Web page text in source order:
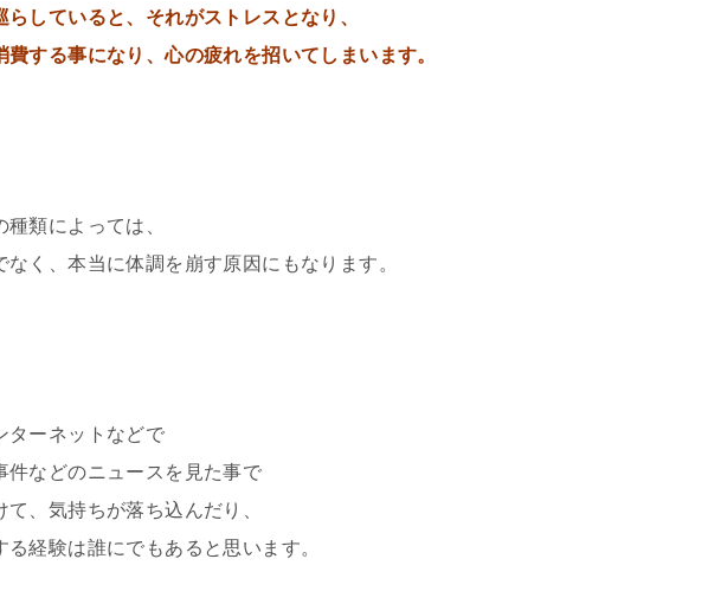
していると、それがストレスとなり、
する事になり、心の疲れを招いてしまいます。
類によっては、
く、本当に体調を崩す原因にもなります。
ターネットなどで
件などのニュースを見た事で
、気持ちが落ち込んだり、
経験は誰にでもあると思います。